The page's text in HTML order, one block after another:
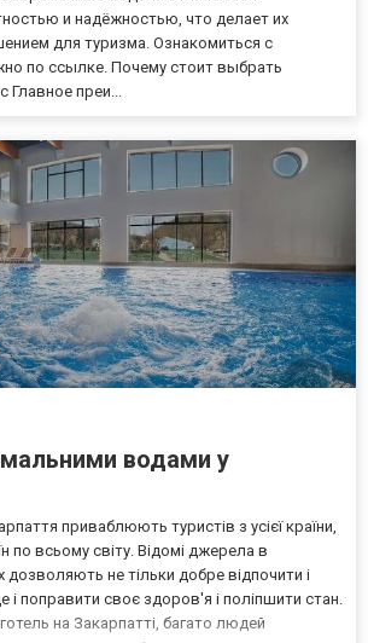
и надёжностью, что делает их
для туризма. Ознакомиться с
по ссылке. Почему стоит выбрать
Главное преи...
водами у
приваблюють туристів з усієї країни,
по всьому світу. Відомі джерела в
дозволяють не тільки добре відпочити і
і поправити своє здоров'я і поліпшити стан.
на Закарпатті, багато людей